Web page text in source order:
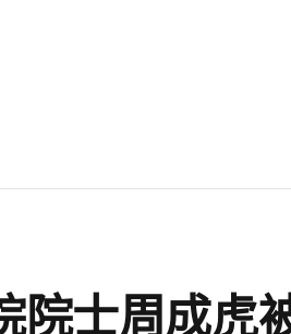
院士周成虎